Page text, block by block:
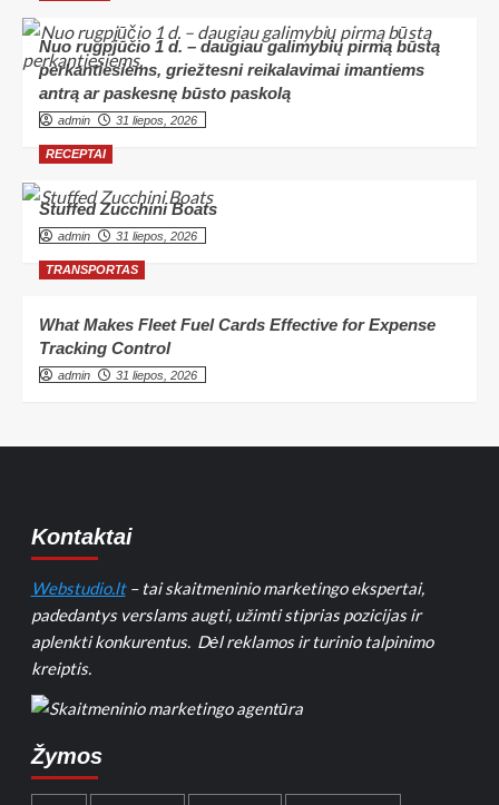
Nuo rugpjūčio 1 d. – daugiau galimybių pirmą būstą
perkantiesiems, griežtesni reikalavimai imantiems
antrą ar paskesnę būsto paskolą
admin 31 liepos, 2026
RECEPTAI
Stuffed Zucchini Boats
admin 31 liepos, 2026
TRANSPORTAS
What Makes Fleet Fuel Cards Effective for Expense
Tracking Control
admin 31 liepos, 2026
Kontaktai
Webstudio.lt– tai skaitmeninio marketingo ekspertai,
padedantys verslams augti, užimti stiprias pozicijas ir
aplenkti konkurentus. Dėl reklamos ir turinio talpinimo
kreiptis.
Žymos